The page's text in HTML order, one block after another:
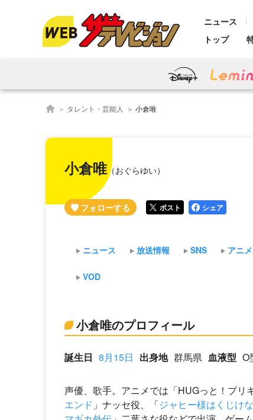
ニュース
トップ
タレント・芸能人 小倉唯
小倉唯（おぐらゆい）
ポスト シェア
ニュース 放送情報 SNS アニ
VOD
小倉唯のプロフィール
誕生日 8月15日 出身地 群馬県 血液型 O
声優、歌手。アニメでは「HUGっと！プリ
エンド 」ナッセ役、「ジャヒー様はくじけな